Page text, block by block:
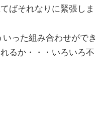
ばそれなりに緊張しま
った組み合わせができ
るか・・・いろいろ不